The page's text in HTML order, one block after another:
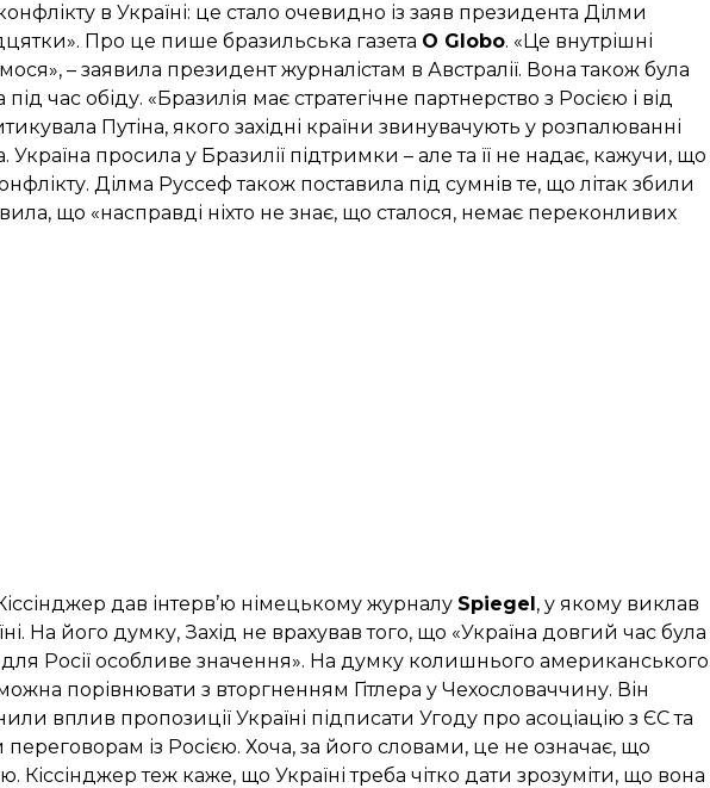
в Україні: це стало очевидно із заяв президента Ділми
Про це пише бразильська газета O Globo. «Це внутрішні
– заявила президент журналістам в Австралії. Вона також була
під час обіду. «Бразилія має стратегічне партнерство з Росією і від
Путіна, якого західні країни звинувачують у розпалюванні
Україна просила у Бразилії підтримки – але та її не надає, кажучи, що
Ділма Руссеф також поставила під сумнів те, що літак збили
що «насправді ніхто не знає, що сталося, немає переконливих
дав інтерв’ю німецькому журналу Spiegel, у якому виклав
На його думку, Захід не врахував того, що «Україна довгий час була
для Росії особливе значення». На думку колишнього американського
порівнювати з вторгненням Гітлера у Чехословаччину. Він
вплив пропозиції Україні підписати Угоду про асоціацію з ЄС та
із Росією. Хоча, за його словами, це не означає, що
Кіссінджер теж каже, що Україні треба чітко дати зрозуміти, що вона